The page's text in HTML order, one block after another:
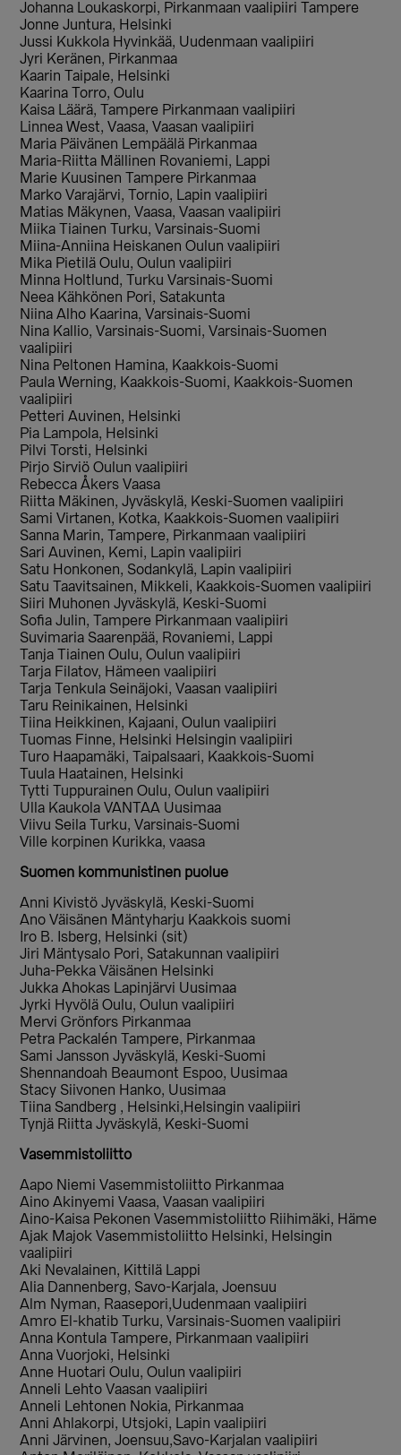
Johanna Loukaskorpi, Pirkanmaan vaalipiiri Tampere
Jonne Juntura, Helsinki
Jussi Kukkola Hyvinkää, Uudenmaan vaalipiiri
Jyri Keränen, Pirkanmaa
Kaarin Taipale, Helsinki
Kaarina Torro, Oulu
Kaisa Läärä, Tampere Pirkanmaan vaalipiiri
Linnea West, Vaasa, Vaasan vaalipiiri
Maria Päivänen Lempäälä Pirkanmaa
Maria-Riitta Mällinen Rovaniemi, Lappi
Marie Kuusinen Tampere Pirkanmaa
Marko Varajärvi, Tornio, Lapin vaalipiiri
Matias Mäkynen, Vaasa, Vaasan vaalipiiri
Miika Tiainen Turku, Varsinais-Suomi
Miina-Anniina Heiskanen Oulun vaalipiiri
Mika Pietilä Oulu, Oulun vaalipiiri
Minna Holtlund, Turku Varsinais-Suomi
Neea Kähkönen Pori, Satakunta
Niina Alho Kaarina, Varsinais-Suomi
Nina Kallio, Varsinais-Suomi, Varsinais-Suomen
vaalipiiri
Nina Peltonen Hamina, Kaakkois-Suomi
Paula Werning, Kaakkois-Suomi, Kaakkois-Suomen
vaalipiiri
Petteri Auvinen, Helsinki
Pia Lampola, Helsinki
Pilvi Torsti, Helsinki
Pirjo Sirviö Oulun vaalipiiri
Rebecca Åkers Vaasa
Riitta Mäkinen, Jyväskylä, Keski-Suomen vaalipiiri
Sami Virtanen, Kotka, Kaakkois-Suomen vaalipiiri
Sanna Marin, Tampere, Pirkanmaan vaalipiiri
Sari Auvinen, Kemi, Lapin vaalipiiri
Satu Honkonen, Sodankylä, Lapin vaalipiiri
Satu Taavitsainen, Mikkeli, Kaakkois-Suomen vaalipiiri
Siiri Muhonen Jyväskylä, Keski-Suomi
Sofia Julin, Tampere Pirkanmaan vaalipiiri
Suvimaria Saarenpää, Rovaniemi, Lappi
Tanja Tiainen Oulu, Oulun vaalipiiri
Tarja Filatov, Hämeen vaalipiiri
Tarja Tenkula Seinäjoki, Vaasan vaalipiiri
Taru Reinikainen, Helsinki
Tiina Heikkinen, Kajaani, Oulun vaalipiiri
Tuomas Finne, Helsinki Helsingin vaalipiiri
Turo Haapamäki, Taipalsaari, Kaakkois-Suomi
Tuula Haatainen, Helsinki
Tytti Tuppurainen Oulu, Oulun vaalipiiri
Ulla Kaukola VANTAA Uusimaa
Viivu Seila Turku, Varsinais-Suomi
Ville korpinen Kurikka, vaasa
Suomen kommunistinen puolue
Anni Kivistö Jyväskylä, Keski-Suomi
Ano Väisänen Mäntyharju Kaakkois suomi
Iro B. Isberg, Helsinki (sit)
Jiri Mäntysalo Pori, Satakunnan vaalipiiri
Juha-Pekka Väisänen Helsinki
Jukka Ahokas Lapinjärvi Uusimaa
Jyrki Hyvölä Oulu, Oulun vaalipiiri
Mervi Grönfors Pirkanmaa
Petra Packalén Tampere, Pirkanmaa
Sami Jansson Jyväskylä, Keski-Suomi
Shennandoah Beaumont Espoo, Uusimaa
Stacy Siivonen Hanko, Uusimaa
Tiina Sandberg , Helsinki,Helsingin vaalipiiri
Tynjä Riitta Jyväskylä, Keski-Suomi
Vasemmistoliitto
Aapo Niemi Vasemmistoliitto Pirkanmaa
Aino Akinyemi Vaasa, Vaasan vaalipiiri
Aino-Kaisa Pekonen Vasemmistoliitto Riihimäki, Häme
Ajak Majok Vasemmistoliitto Helsinki, Helsingin
vaalipiiri
Aki Nevalainen, Kittilä Lappi
Alia Dannenberg, Savo-Karjala, Joensuu
Alm Nyman, Raasepori,Uudenmaan vaalipiiri
Amro El-khatib Turku, Varsinais-Suomen vaalipiiri
Anna Kontula Tampere, Pirkanmaan vaalipiiri
Anna Vuorjoki, Helsinki
Anne Huotari Oulu, Oulun vaalipiiri
Anneli Lehto Vaasan vaalipiiri
Anneli Lehtonen Nokia, Pirkanmaa
Anni Ahlakorpi, Utsjoki, Lapin vaalipiiri
Anni Järvinen, Joensuu,Savo-Karjalan vaalipiiri